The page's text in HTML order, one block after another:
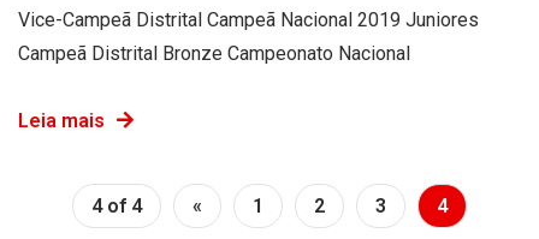
Vice-Campeã Distrital Campeã Nacional 2019 Juniores
Campeã Distrital Bronze Campeonato Nacional
Leia mais
4 of 4 « 1 2 3 4